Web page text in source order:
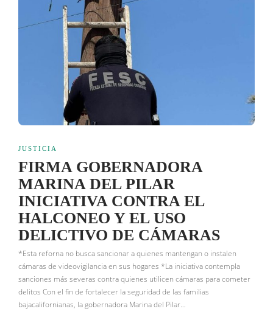
JUSTICIA
FIRMA GOBERNADORA
MARINA DEL PILAR
INICIATIVA CONTRA EL
HALCONEO Y EL USO
DELICTIVO DE CÁMARAS
*Esta reforna no busca sancionar a quienes mantengan o instalen
cámaras de videovigilancia en sus hogares *La iniciativa contempla
sanciones más severas contra quienes utilicen cámaras para cometer
delitos Con el fin de fortalecer la seguridad de las familias
bajacalifornianas, la gobernadora Marina del Pilar…